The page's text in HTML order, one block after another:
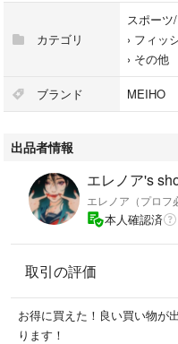
カテゴリ
スポーツ
› フィッ
› その他
ブランド MEIHO
出品者情報
エレノア's
エレノア（プロフ
本人確認済
取引の評価
お得に買えた！良い買い物が
ります！